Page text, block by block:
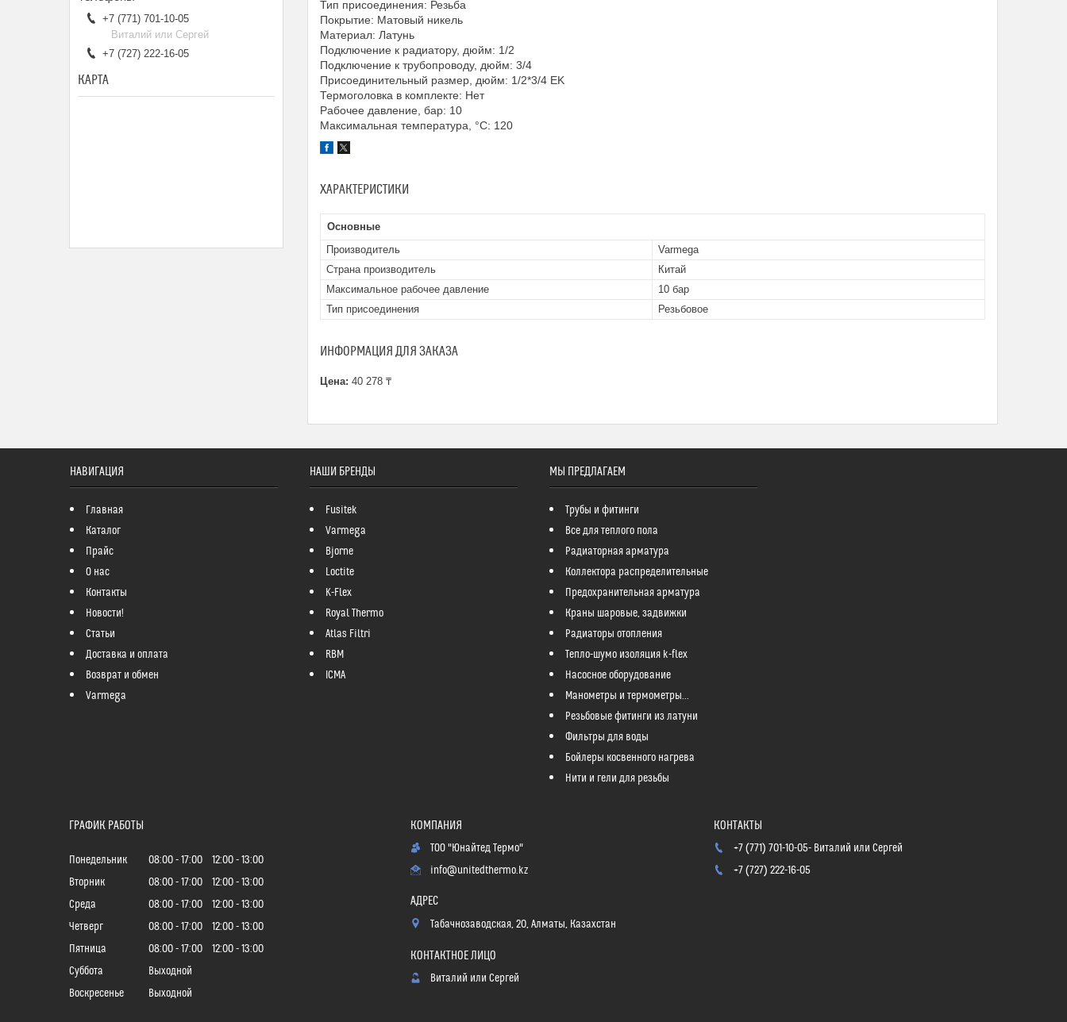
Тип присоединения: Резьба
Покрытие: Матовый никель
Материал: Латунь
Подключение к радиатору, дюйм: 1/2
Подключение к трубопроводу, дюйм: 3/4
Присоединительный размер, дюйм: 1/2*3/4 EK
Термоголовка в комплекте: Нет
Рабочее давление, бар: 10
Максимальная температура, °С: 120
ХАРАКТЕРИСТИКИ
Основные
Производитель
Varmega
Страна производитель
Китай
Максимальное рабочее давление
10 бар
Тип присоединения
Резьбовое
ИНФОРМАЦИЯ ДЛЯ ЗАКАЗА
Цена: 40 278 ₸
+7 (771) 701-10-05
Виталий или Сергей
+7 (727) 222-16-05
КАРТА
НАВИГАЦИЯ
Главная
Каталог
Прайс
О нас
Контакты
Новости!
Статьи
Доставка и оплата
Возврат и обмен
Varmega
НАШИ БРЕНДЫ
Fusitek
Varmega
Bjorne
Loctite
K-Flex
Royal Thermo
Atlas Filtri
RBM
ICMA
МЫ ПРЕДЛАГАЕМ
Трубы и фитинги
Все для теплого пола
Радиаторная арматура
Коллектора распределительные
Предохранительная арматура
Краны шаровые, задвижки
Радиаторы отопления
Тепло-шумо изоляция k-flex
Насосное оборудование
Манометры и термометры...
Резьбовые фитинги из латуни
Фильтры для воды
Бойлеры косвенного нагрева
Нити и гели для резьбы
ГРАФИК РАБОТЫ
Понедельник 08:00 17:00 12:00
13:00
Вторник
08:00 17:00 12:00
13:00
Среда
08:00 17:00 12:00
13:00
Четверг
08:00 17:00 12:00
13:00
Пятница
08:00 17:00 12:00
13:00
Суббота
Выходной
Воскресенье
Выходной
ТОО "Юнайтед Термо"
info@unitedthermo.kz
Табачнозаводская, 20, Алматы, Казахстан
Виталий или Сергей
+7 (771) 701-10-05 Виталий или Сергей
+7 (727) 222-16-05